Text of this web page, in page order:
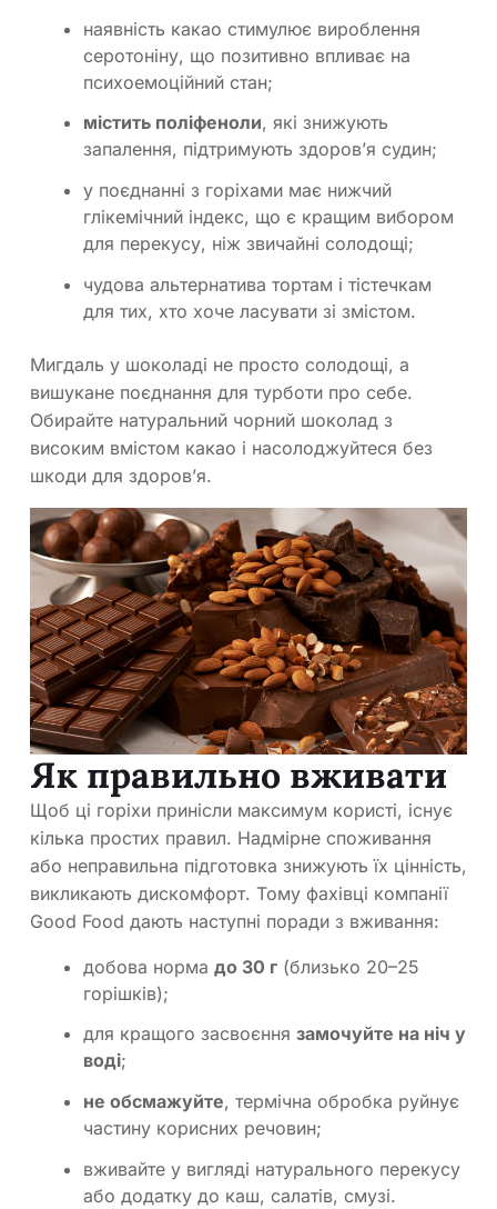
наявність какао стимулює вироблення
серотоніну, що позитивно впливає на
психоемоційний стан;
містить поліфеноли, які знижують
запалення, підтримують здоров’я судин;
у поєднанні з горіхами має нижчий
глікемічний індекс, що є кращим вибором
для перекусу, ніж звичайні солодощі;
чудова альтернатива тортам і тістечкам
для тих, хто хоче ласувати зі змістом.
Мигдаль у шоколаді не просто солодощі, а
вишукане поєднання для турботи про себе.
Обирайте натуральний чорний шоколад з
високим вмістом какао і насолоджуйтеся без
шкоди для здоров’я.
Як правильно вживати
Щоб ці горіхи принісли максимум користі, існує
кілька простих правил. Надмірне споживання
або неправильна підготовка знижують їх цінність,
викликають дискомфорт. Тому фахівці компанії
Good Food дають наступні поради з вживання:
добова норма до 30 г (близько 20–25
горішків);
для кращого засвоєння замочуйте на ніч у
воді;
не обсмажуйте, термічна обробка руйнує
частину корисних речовин;
вживайте у вигляді натурального перекусу
або додатку до каш, салатів, смузі.